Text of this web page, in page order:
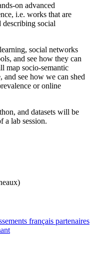
on advanced
i.e. works that are
social
social networks
and see how they can
map socio-semantic
and see how we can shed
or online
and datasets will be
a lab session.
français partenaires